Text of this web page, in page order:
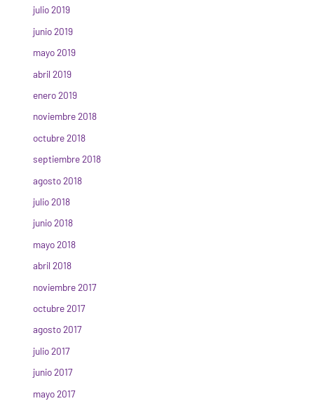
julio 2019
junio 2019
mayo 2019
abril 2019
enero 2019
noviembre 2018
octubre 2018
septiembre 2018
agosto 2018
julio 2018
junio 2018
mayo 2018
abril 2018
noviembre 2017
octubre 2017
agosto 2017
julio 2017
junio 2017
mayo 2017